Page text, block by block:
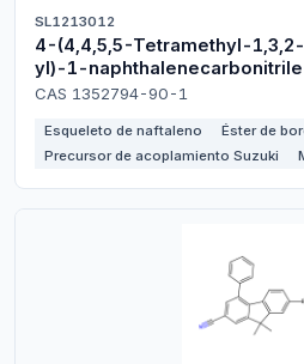
SL1213012
4-(4,4,5,5-Tetramethyl-
yl)-1-naphthalenecarbonitrile
CAS 1352794-90-1
Esqueleto de naftaleno
Éster de
Precursor de acoplamiento Suzuki